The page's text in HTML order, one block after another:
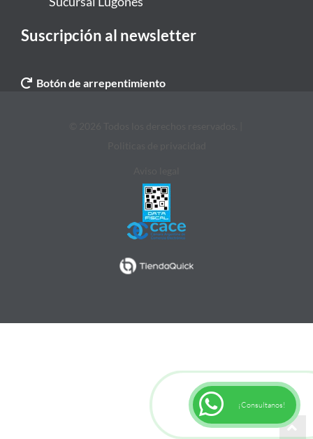
Suscripción al newsletter
Botón de arrepentimiento
¡Consultanos!